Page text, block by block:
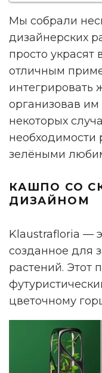
Мы собрали
дизайнерских
просто украсят
отличным
интегрировать
организовав
некоторых
необходимости
зелёными
КАШПО СО
ДИЗАЙНОМ
Klaustrafloria —
созданное для
растений. Этот
цветочному